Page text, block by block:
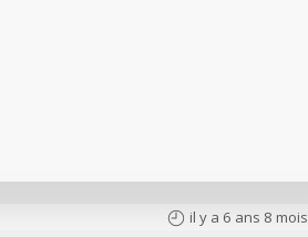
il y a 6 ans 8 mois